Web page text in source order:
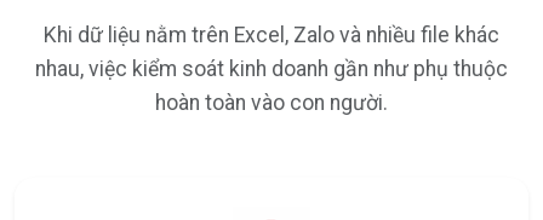
Khi dữ liệu nằm trên Excel, Zalo và nhiều file khác
nhau, việc kiểm soát kinh doanh gần như phụ thuộc
hoàn toàn vào con người.